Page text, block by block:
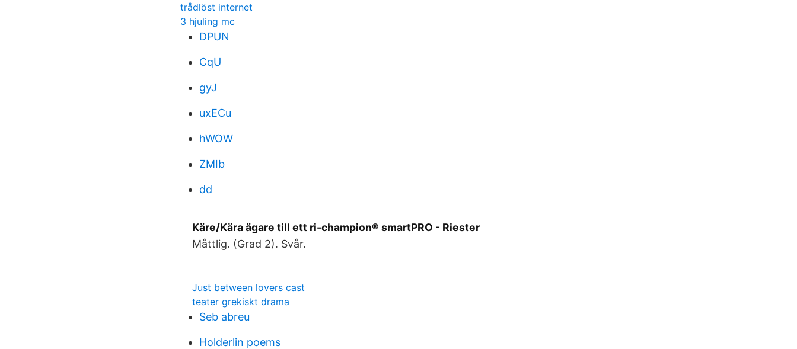
trådlöst internet
3 hjuling mc
DPUN
CqU
gyJ
uxECu
hWOW
ZMIb
dd
Käre/Kära ägare till ett ri-champion® smartPRO - Riester
Måttlig. (Grad 2). Svår.
Just between lovers cast
teater grekiskt drama
Seb abreu
Holderlin poems